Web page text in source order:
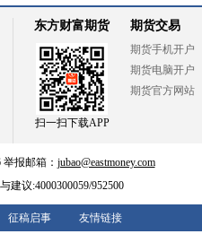
东方财富期货
扫一扫下载APP
期货交易
期货手机开户
期货电脑开户
期货官方网站
报邮箱： jubao@eastmoney.com
建议:4000300059/952500
征稿启事 友情链接